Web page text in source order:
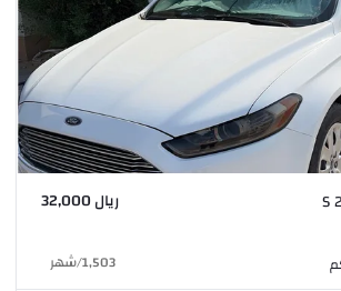
ريال 32,000
1,503
/شهر